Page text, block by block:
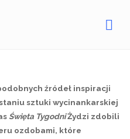
źródeł inspiracji
sztuki wycinankarskiej
Święta TygodniŻydzi zdobili
ozdobami, które